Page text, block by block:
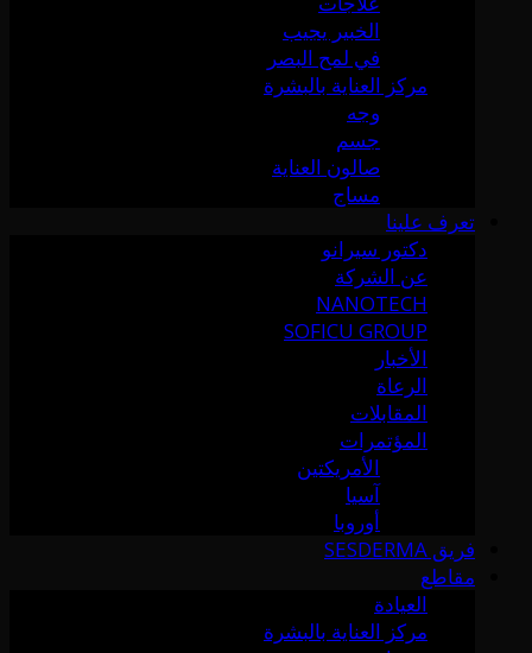
الخبير يجيب
في لمح البصر
مركز العناية بالبشرة
وجه
جسم
صالون العناية
مساج
تعرف علينا
دكتور سيرانو
عن الشركة
NANOTECH
SOFICU GROUP
الأخبار
الرعاة
المقابلات
المؤتمرات
الأمريكتين
آسيا
أوروبا
فريق SESDERMA
مقاطع
العيادة
مركز العناية بالبشرة